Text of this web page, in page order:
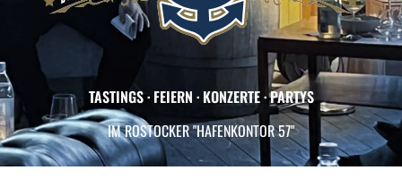
TASTINGS · FEIERN · KONZERTE · PARTYS
IM ROSTOCKER "HAFENKONTOR 57"